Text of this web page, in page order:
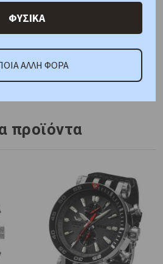
προϊόντα
ΦΥΣΙΚΑ
ΑΛΛΗ ΦΟΡΑ